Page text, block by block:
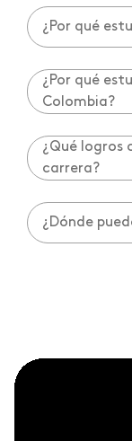
¿Por qué
¿Por qué
Colombia?
¿Qué logros
carrera?
¿Dónde